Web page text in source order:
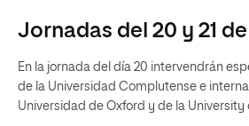
Jornadas del 20 y 21
En la jornada del día 20 intervendrán
de la Universidad Complutense e
Universidad de Oxford y de la University